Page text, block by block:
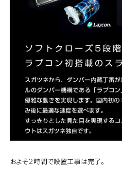
およそ２時間で設置工事は完了。